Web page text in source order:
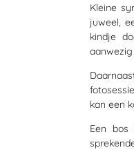
Kleine
juweel,
kindje
kan een
Een